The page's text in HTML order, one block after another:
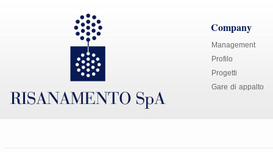
Company
Management
Profilo
Progetti
Gare di appalto